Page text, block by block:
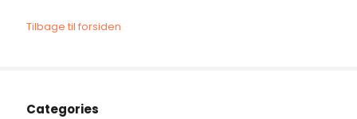
Tilbage til forsiden
Categories